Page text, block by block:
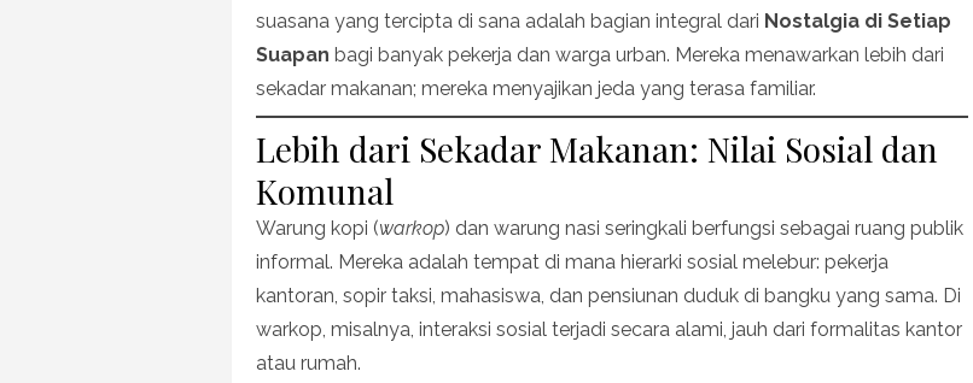
suasana yang tercipta di sana adalah bagian integral dari Nostalgia di Setiap
Suapan bagi banyak pekerja dan warga urban. Mereka menawarkan lebih dari
sekadar makanan; mereka menyajikan jeda yang terasa familiar.
Lebih dari Sekadar Makanan: Nilai Sosial dan
Komunal
Warung kopi (warkop) dan warung nasi seringkali berfungsi sebagai ruang publik
informal. Mereka adalah tempat di mana hierarki sosial melebur: pekerja
kantoran, sopir taksi, mahasiswa, dan pensiunan duduk di bangku yang sama. Di
warkop, misalnya, interaksi sosial terjadi secara alami, jauh dari formalitas kantor
atau rumah.